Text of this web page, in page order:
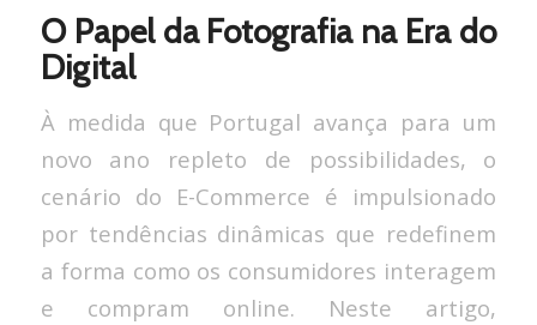
O Papel da Fotografia na Era do
Digital
À medida que Portugal avança para um
novo ano repleto de possibilidades, o
cenário do E-Commerce é impulsionado
por tendências dinâmicas que redefinem
a forma como os consumidores interagem
e compram online. Neste artigo,